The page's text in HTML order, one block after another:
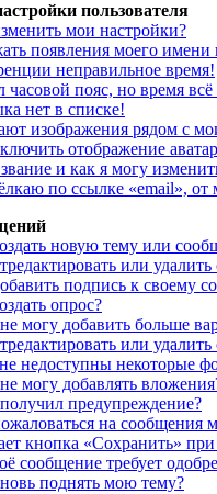
пользователя
мои настройки?
появления моего
неправильное время!
часовой пояс, но время
нет в списке!
изображения рядом с
отображение
и как я могу
по ссылке «email»,
новую тему или
или
подпись к своему
опрос?
могу добавить больше
или удалить
недоступны некоторые
могу добавлять
предупреждение?
на сообщения
кнопка «Сохранить»
сообщение требует
поднять мою тему?